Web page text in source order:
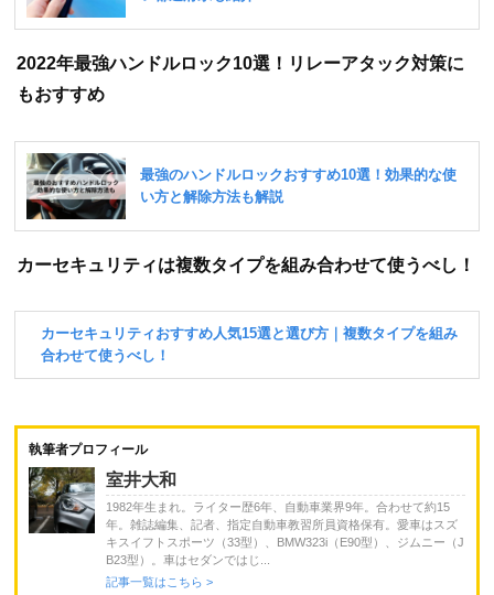
2022年最強ハンドルロック10選！リレーアタック対策に
もおすすめ
カーセキュリティは複数タイプを組み合わせて使うべし！
執筆者プロフィール
室井大和
1982年生まれ。ライター歴6年、自動車業界9年。合わせて約15
年。雑誌編集、記者、指定自動車教習所員資格保有。愛車はスズ
キスイフトスポーツ（33型）、BMW323i（E90型）、ジムニー（J
B23型）。車はセダンではじ...
記事一覧はこちら >